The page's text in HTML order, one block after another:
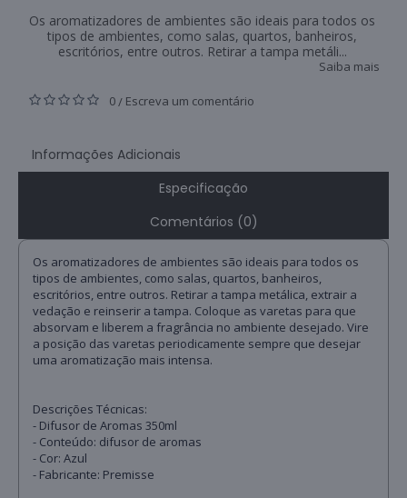
Os aromatizadores de ambientes são ideais para todos os
tipos de ambientes, como salas, quartos, banheiros,
escritórios, entre outros. Retirar a tampa metáli...
Saiba mais
0 / Escreva um comentário
Informações Adicionais
Especificação
Comentários (0)
Os aromatizadores de ambientes são ideais para todos os
tipos de ambientes, como salas, quartos, banheiros,
escritórios, entre outros. Retirar a tampa metálica, extrair a
vedação e reinserir a tampa. Coloque as varetas para que
absorvam e liberem a fragrância no ambiente desejado. Vire
a posição das varetas periodicamente sempre que desejar
uma aromatização mais intensa.
Descrições Técnicas:
- Difusor de Aromas 350ml
- Conteúdo: difusor de aromas
- Cor: Azul
- Fabricante: Premisse